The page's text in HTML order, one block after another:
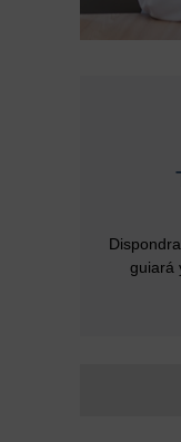
guiará